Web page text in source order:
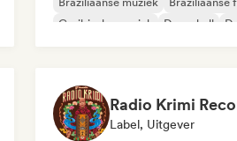
Caribische muziek
Dancehall
Label, Uitgever